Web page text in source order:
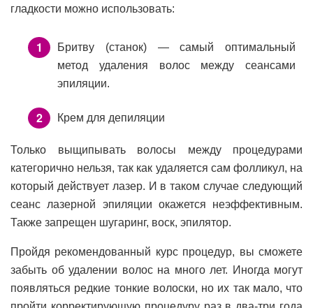
гладкости можно использовать:
Бритву (станок) — самый оптимальный
метод удаления волос между сеансами
эпиляции.
Крем для депиляции
Только выщипывать волосы между процедурами
категорично нельзя, так как удаляется сам фолликул, на
который действует лазер. И в таком случае следующий
сеанс лазерной эпиляции окажется неэффективным.
Также запрещен шугаринг, воск, эпилятор.
Пройдя рекомендованный курс процедур, вы сможете
забыть об удалении волос на много лет. Иногда могут
появляться редкие тонкие волоски, но их так мало, что